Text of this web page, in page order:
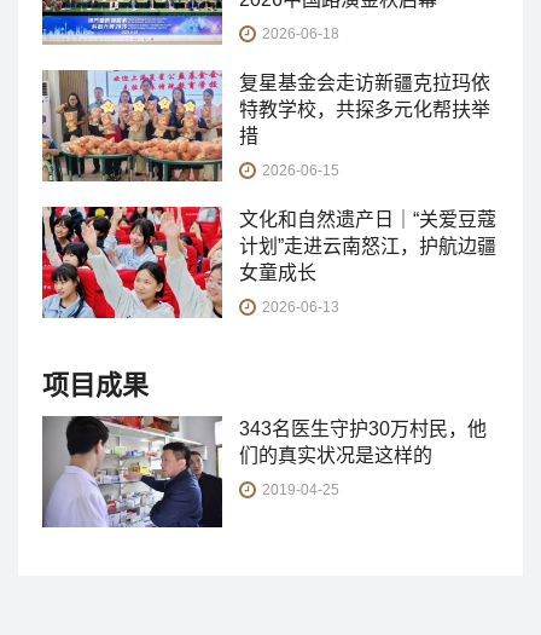
2026-06-18
复星基金会走访新疆克拉玛依
特教学校，共探多元化帮扶举
措
2026-06-15
文化和自然遗产日｜“关爱豆蔻
计划”走进云南怒江，护航边疆
女童成长
2026-06-13
项目成果
343名医生守护30万村民，他
们的真实状况是这样的
2019-04-25